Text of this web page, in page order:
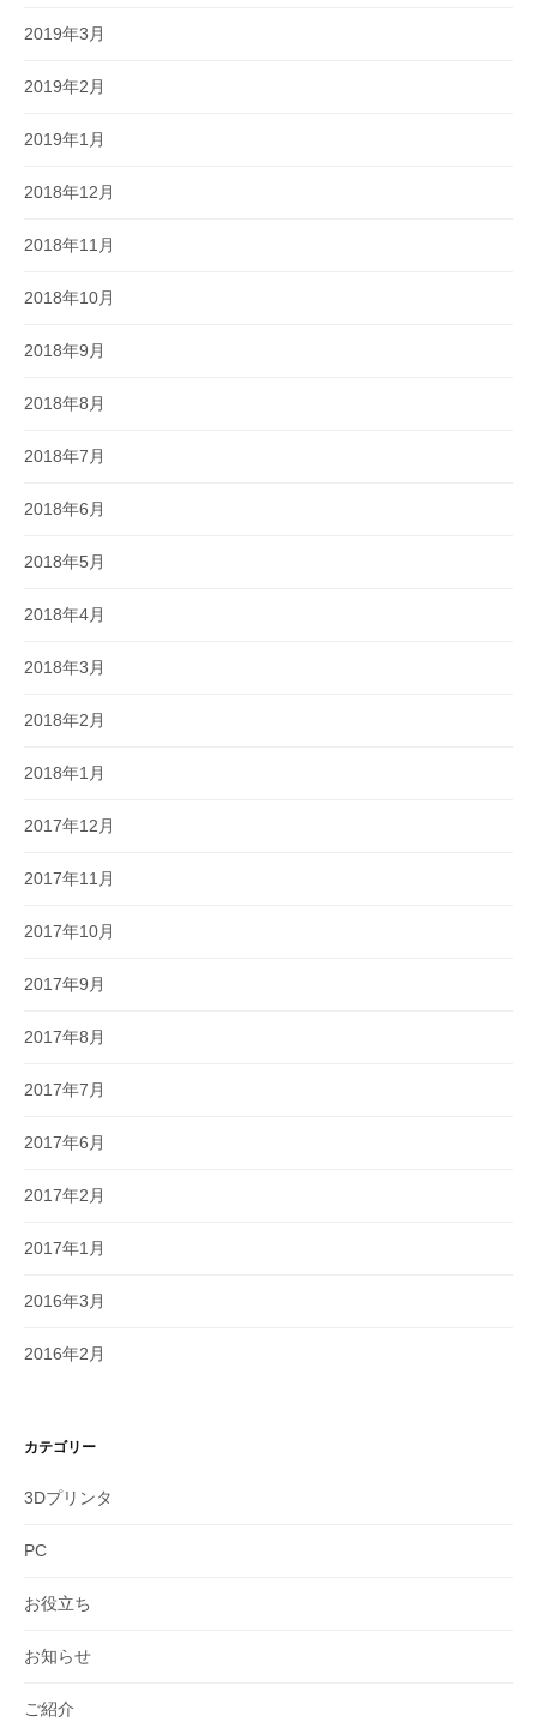
2019年3月
2019年2月
2019年1月
2018年12月
2018年11月
2018年10月
2018年9月
2018年8月
2018年7月
2018年6月
2018年5月
2018年4月
2018年3月
2018年2月
2018年1月
2017年12月
2017年11月
2017年10月
2017年9月
2017年8月
2017年7月
2017年6月
2017年2月
2017年1月
2016年3月
2016年2月
カテゴリー
3Dプリンタ
PC
お役立ち
お知らせ
ご紹介